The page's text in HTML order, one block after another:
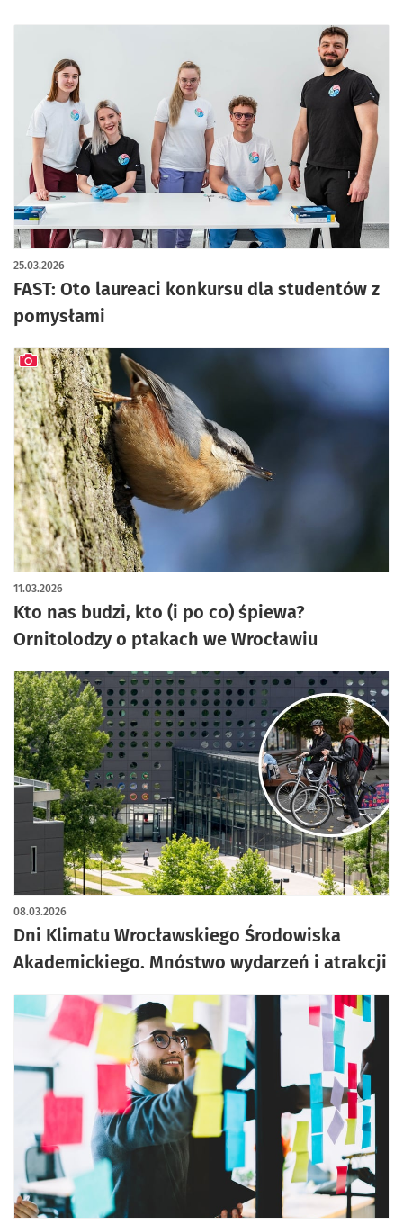
FAST: Oto laureaci konkursu dla studentów z
pomysłami
25.03.2026
Kto nas budzi, kto (i po co) śpiewa?
Ornitolodzy o ptakach we Wrocławiu
11.03.2026
artykuł z galerią zdjęć
Dni Klimatu Wrocławskiego Środowiska
Akademickiego. Mnóstwo wydarzeń i atrakcji
08.03.2026